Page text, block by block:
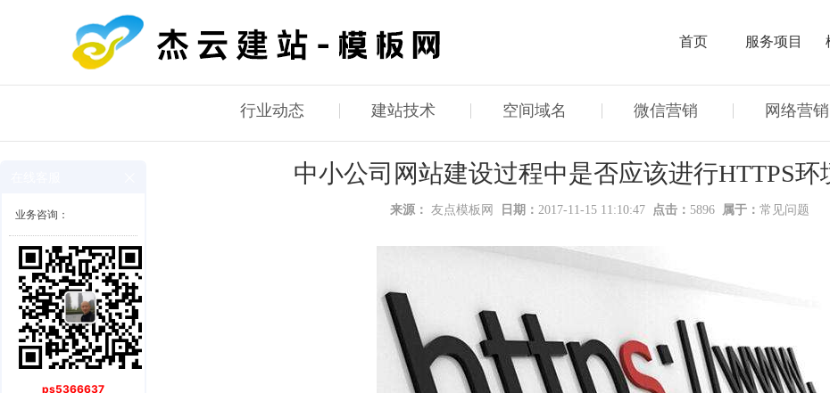
首页 服务项目
行业动态 建站技术 空间域名 微信营销 网络营销
中小公司网站建设过程中是否应该进行HTTPS环
来源： 友点模板网 日期： 2017-11-15 11:10:47 点击： 5896 属于： 常见问题
业务咨询：
ps5366637